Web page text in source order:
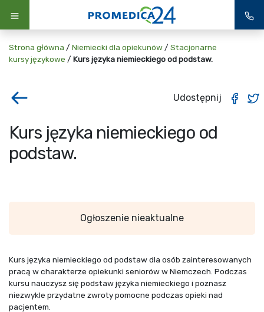
Strona główna / Niemiecki dla opiekunów / Stacjonarne
kursy językowe / Kurs języka niemieckiego od podstaw.
Udostępnij
Kurs języka niemieckiego od
podstaw.
Ogłoszenie nieaktualne
Kurs języka niemieckiego od podstaw dla osób zainteresowanych
pracą w charakterze opiekunki seniorów w Niemczech. Podczas
kursu nauczysz się podstaw języka niemieckiego i poznasz
niezwykle przydatne zwroty pomocne podczas opieki nad
pacjentem.